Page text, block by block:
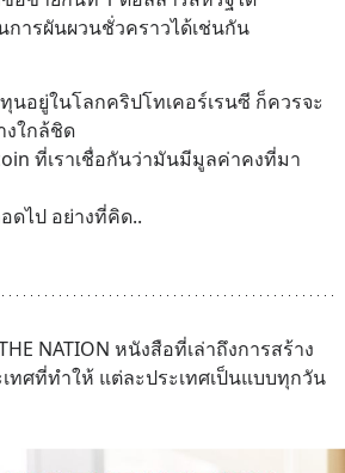
การผันผวนชั่วคราวได้เช่นกัน
นอยู่ในโลกคริปโทเคอร์เรนซี ก็ควรจะ
งใกล้ชิด
ที่เราเชื่อกันว่ามันมีมูลค่าคงที่มา
ดไป อย่างที่คิด..
NATION หนังสือที่เล่าถึงการสร้าง
ทศที่ทำให้ แต่ละประเทศเป็นแบบทุกวัน